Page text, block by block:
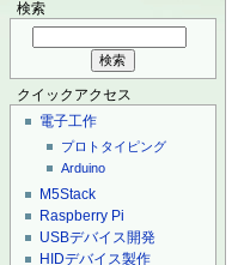
検索
クイックアクセス
電子工作
プロトタイピング
Arduino
M5Stack
Raspberry Pi
USBデバイス開発
HIDデバイス製作